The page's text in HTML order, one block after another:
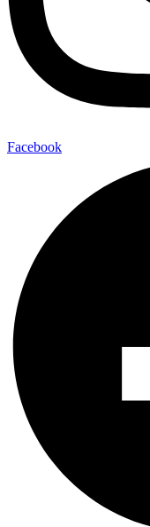
Facebook